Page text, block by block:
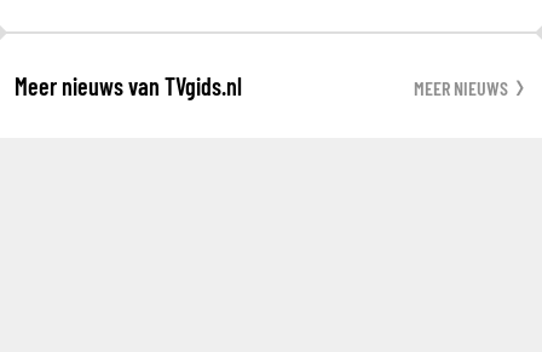
Meer nieuws van TVgids.nl MEER NIEUWS